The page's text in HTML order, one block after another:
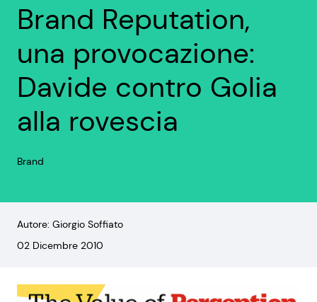
Brand Reputation,
una provocazione:
Davide contro Golia
alla rovescia
Brand
Autore: Giorgio Soffiato
02 Dicembre 2010